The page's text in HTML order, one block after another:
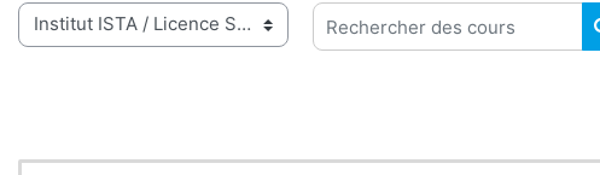
de cours
Rechercher des cours